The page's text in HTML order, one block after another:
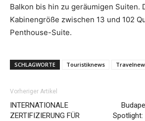
Balkon bis hin zu geräumigen Suiten.
Kabinengröße zwischen 13 und 102
Penthouse-Suite.
SCHLAGWORTE Touristiknews
Vorheriger Artikel
INTERNATIONALE
ZERTIFIZIERUNG FÜR
Spotlight: